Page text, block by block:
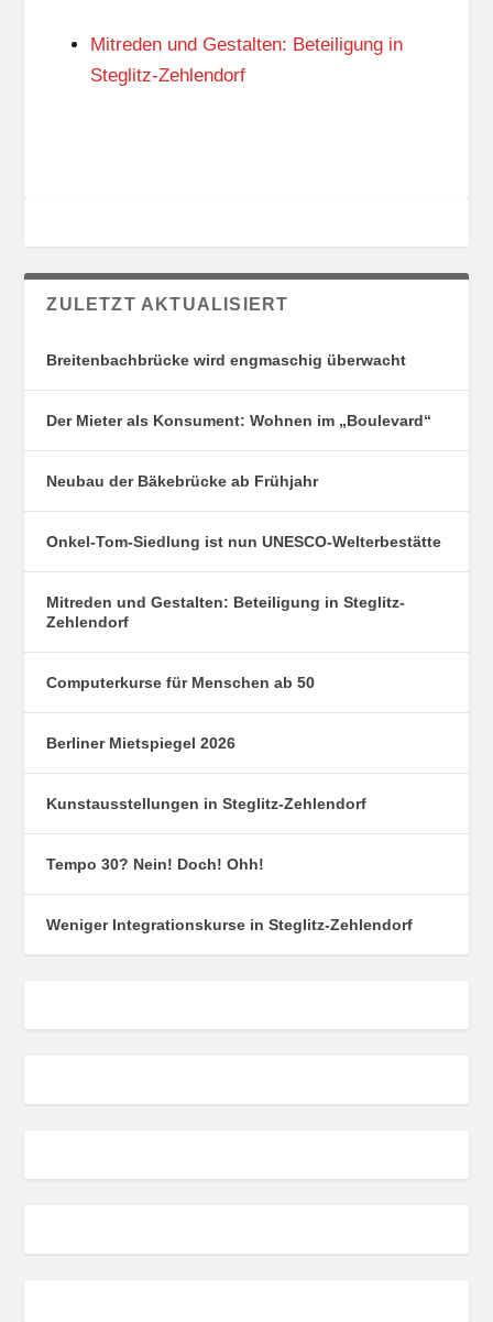
S
O
N
Mitreden und Gestalten: Beteiligung in
Steglitz-Zehlendorf
ZULETZT AKTUALISIERT
Breitenbachbrücke wird engmaschig überwacht
Der Mieter als Konsument: Wohnen im „Boulevard“
Neubau der Bäkebrücke ab Frühjahr
Onkel-Tom-Siedlung ist nun UNESCO-Welterbestätte
Mitreden und Gestalten: Beteiligung in Steglitz-
Zehlendorf
Computerkurse für Menschen ab 50
Berliner Mietspiegel 2026
Kunstausstellungen in Steglitz-Zehlendorf
Tempo 30? Nein! Doch! Ohh!
Weniger Integrationskurse in Steglitz-Zehlendorf